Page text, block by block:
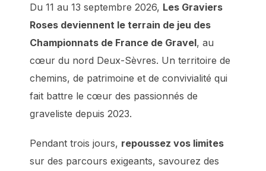
Du 11 au 13 septembre 2026, Les Graviers
Roses deviennent le terrain de jeu des
Championnats de France de Gravel, au
cœur du nord Deux-Sèvres. Un territoire de
chemins, de patrimoine et de convivialité qui
fait battre le cœur des passionnés de
graveliste depuis 2023.
Pendant trois jours, repoussez vos limites
sur des parcours exigeants, savourez des